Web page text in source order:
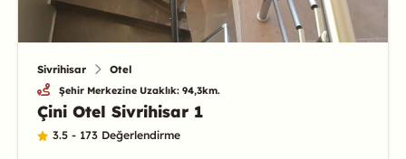
Sivrihisar Otel
Şehir Merkezine Uzaklık: 94,3km.
Çini Otel Sivrihisar 1
3.5 - 173 Değerlendirme